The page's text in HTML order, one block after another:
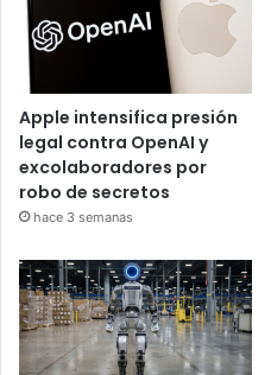
Apple intensifica presión
legal contra OpenAI y
excolaboradores por
robo de secretos
hace 3 semanas